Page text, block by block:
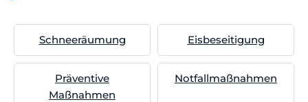
Schneeräumung Eisbeseitigung
Präventive
Maßnahmen
Notfallmaßnahmen